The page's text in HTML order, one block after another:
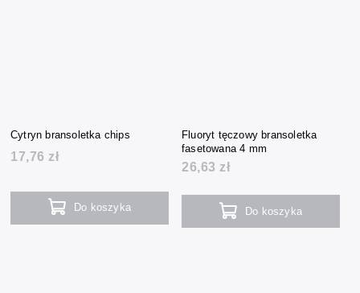
Cytryn bransoletka chips
17,76 zł
Do koszyka
Fluoryt tęczowy bransoletka
fasetowana 4 mm
26,63 zł
Do koszyka